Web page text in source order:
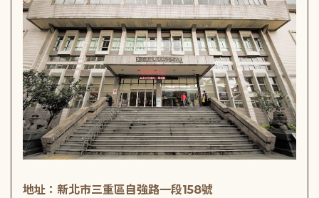
地址：新北市三重區自強路一段158號